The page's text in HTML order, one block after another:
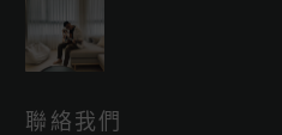
聯絡我們